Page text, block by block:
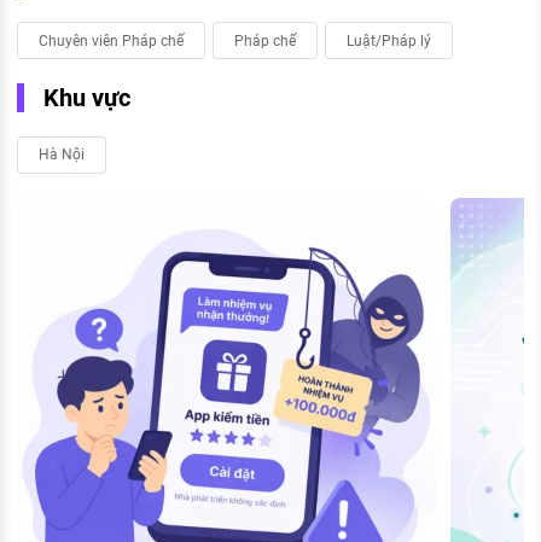
Chuyên viên Pháp chế Pháp chế Luật/Pháp lý
Khu vực
Hà Nội